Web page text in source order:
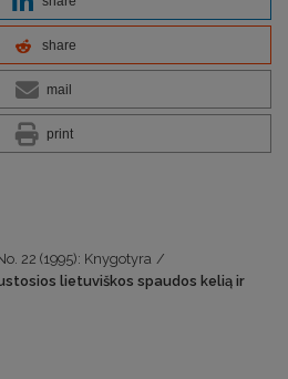
share
mail
print
22 (1995): Knygotyra /
lietuviškos spaudos kelią ir